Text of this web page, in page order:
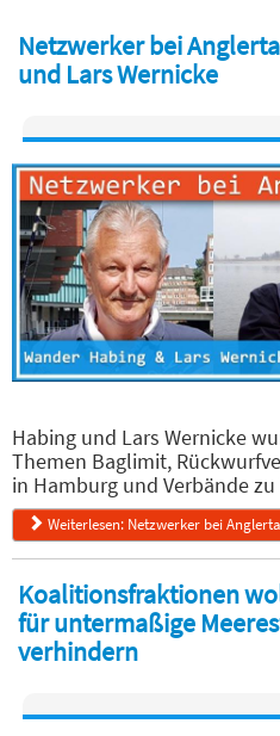
Netzwerker bei
und Lars Wernicke
Habing und Lars Wernicke
Themen Baglimit,
in Hamburg und Verbände
Weiterlesen: Netzwerker bei
Koalitionsfraktionen
für untermaßige
verhindern